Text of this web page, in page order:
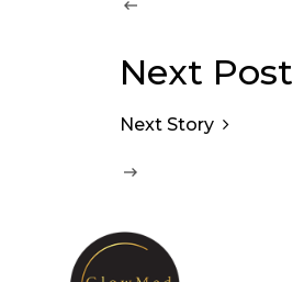
Next Post
Next Story